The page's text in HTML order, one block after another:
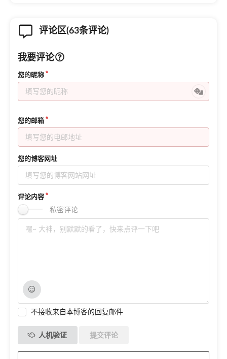
评论区(63条评论)
我要评论
您的昵称
您的邮箱
您的博客网址
评论内容
私密评论
不接收来自本博客的回复邮件
人机验证 提交评论